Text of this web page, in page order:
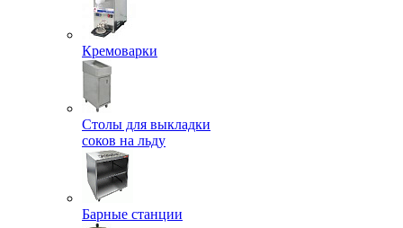
Кремоварки
Столы для выкладки
соков на льду
Барные станции